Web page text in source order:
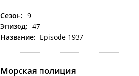
Сезон: 9
Эпизод: 47
Название: Episode 1937
Морская полиция